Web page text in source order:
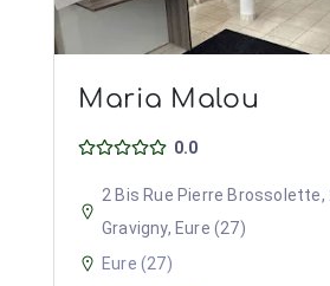
Maria Malou
0.0
2 Bis Rue Pierre Brossolette,
Gravigny, Eure (27)
Eure (27)